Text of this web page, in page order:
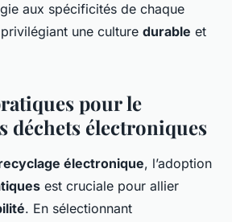
aux spécificités de chaque
une culture durable et
pour le
déchets électroniques
électronique, l’adoption
est cruciale pour allier
. En sélectionnant